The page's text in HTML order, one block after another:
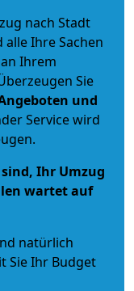
nach Stadt
Ihre Sachen
Ihrem
Sie
und
Service wird
Ihr Umzug
wartet auf
natürlich
Sie Ihr Budget